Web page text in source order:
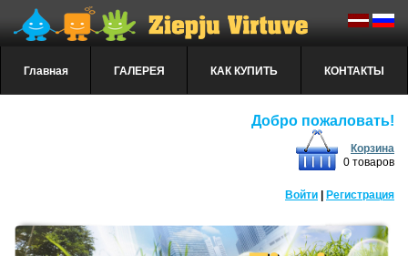
Главная ГАЛЕРЕЯ КАК КУПИТЬ КОНТАКТЫ
Добро пожаловать!
Корзина
0 товаров
Войти Регистрация